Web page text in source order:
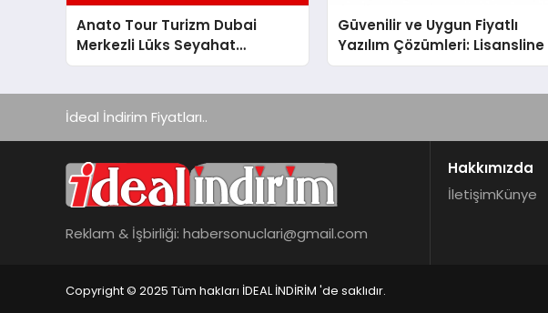
Anato Tour Turizm Dubai
Merkezli Lüks Seyahat
Hizmetleriyle Küresel
Güvenilir ve Uygun Fiyatlı
Yazılım Çözümleri: Lisansline
İdeal İndirim Fiyatları..
Reklam & İşbirliği: habersonuclari@gmail.com
Hakkımızda
İletişimKünye
Copyright © 2025 Tüm hakları İDEAL İNDİRİM 'de saklıdır.